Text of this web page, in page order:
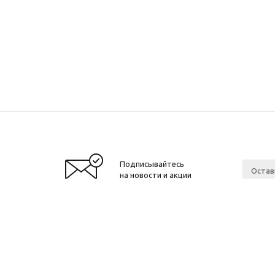
Подписывайтесь
на новости и акции